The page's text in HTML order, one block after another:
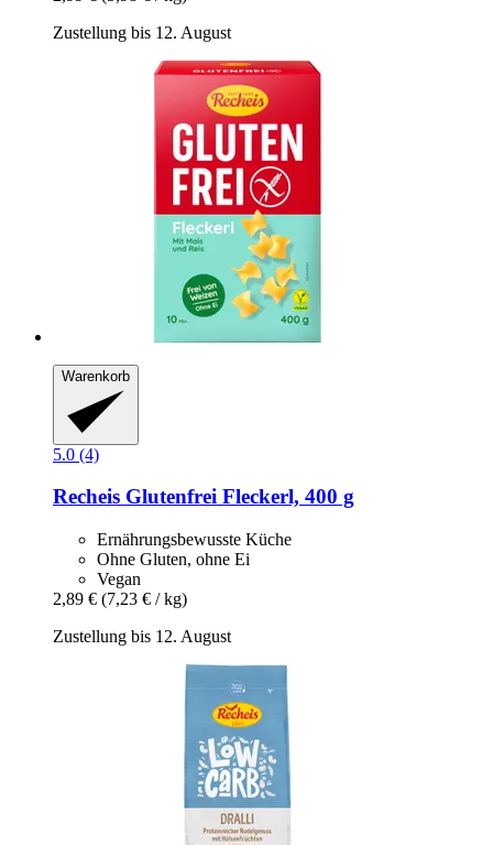
Zustellung bis 12. August
Warenkorb
5.0 (4)
Recheis Glutenfrei Fleckerl, 400 g
Ernährungsbewusste Küche
Ohne Gluten, ohne Ei
Vegan
2,89 € (7,23 € / kg)
Zustellung bis 12. August